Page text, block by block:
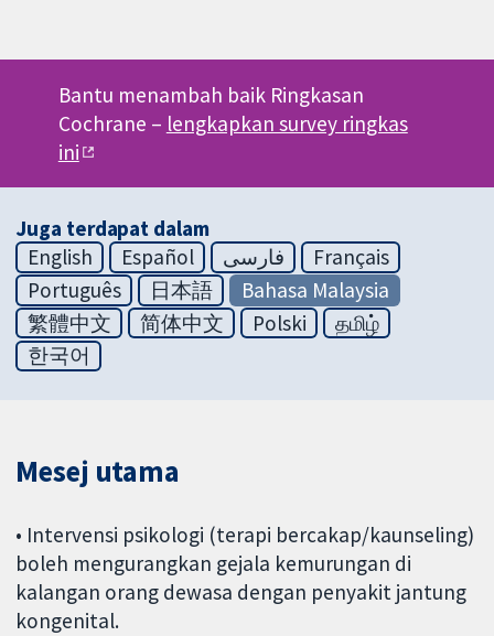
Bantu menambah baik Ringkasan
Cochrane – lengkapkan survey ringkas
ini
Juga terdapat dalam
English
Español فارسی
Français
Português
日本語
Bahasa Malaysia
繁體中文
简体中文 Polski
தமிழ்
한국어
Mesej utama
• Intervensi psikologi (terapi bercakap/kaunseling)
boleh mengurangkan gejala kemurungan di
kalangan orang dewasa dengan penyakit jantung
kongenital.